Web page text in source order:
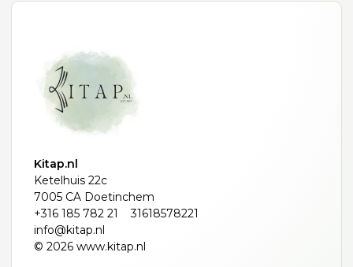
Kitap.nl
Ketelhuis 22c
7005 CA Doetinchem
+316 185 782 21
31618578221
info@kitap.nl
© 2026 www.kitap.nl